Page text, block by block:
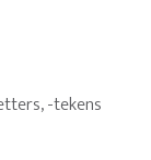
-tekens